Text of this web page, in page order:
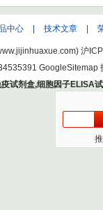
Hepatitis C Virus
中心 技术文章
沪
GoogleSitemap
试剂盒,细胞因子ELISA